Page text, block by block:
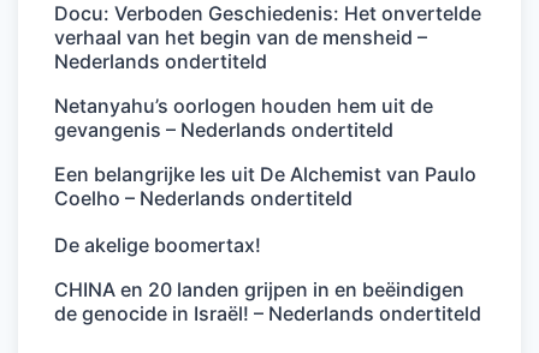
Docu: Verboden Geschiedenis: Het onvertelde
verhaal van het begin van de mensheid –
Nederlands ondertiteld
Netanyahu’s oorlogen houden hem uit de
gevangenis – Nederlands ondertiteld
Een belangrijke les uit De Alchemist van Paulo
Coelho – Nederlands ondertiteld
De akelige boomertax!
CHINA en 20 landen grijpen in en beëindigen
de genocide in Israël! – Nederlands ondertiteld